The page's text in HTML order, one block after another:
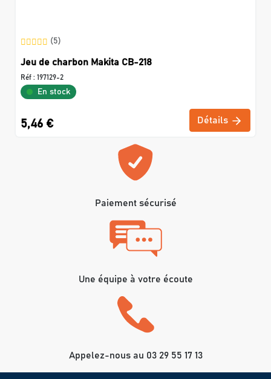
(5)
Jeu de charbon Makita CB-218
Réf : 197129-2
En stock
5,46 € Détails
Paiement sécurisé
Une équipe à votre écoute
Appelez-nous au 03 29 55 17 13